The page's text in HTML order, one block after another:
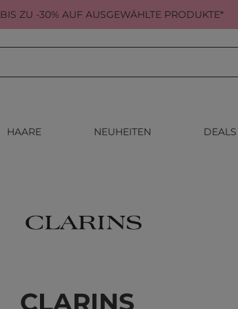
BIS ZU -30% AUF AUSGEWÄHLTE PRODUKTE*
HAARE NEUHEITEN DEALS
CLARINS